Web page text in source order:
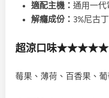
適配主機：通用一代
解癮成份： 3%尼古
超涼口味★★★★★
莓果、薄荷、百香果、